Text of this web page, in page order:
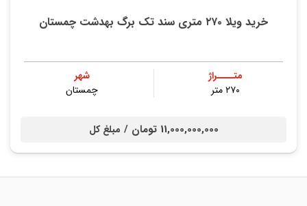
خرید ویلا ۲۷۰ متری سند تک برگ بهدشت چمستان
متــــراژ
۲۷۰ متر
شهر
چمستان
11,000,000,000 تومان / مبلغ کل